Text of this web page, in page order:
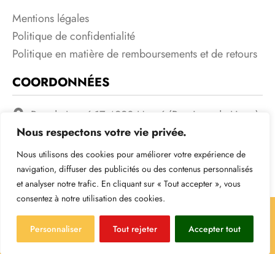
Nous respectons votre vie privée.
Nous utilisons des cookies pour améliorer votre expérience de
navigation, diffuser des publicités ou des contenus personnalisés
et analyser notre trafic. En cliquant sur « Tout accepter », vous
consentez à notre utilisation des cookies.
Personnaliser Tout rejeter Accepter tout
Mentions légales
Politique de confidentialité
Politique en matière de remboursements et de retours
COORDONNÉES
Rue de Lorcé 17 4920 Harzé (Province de Liege)
Belgique BE0632565506
+32485/79.84.43
Leloupcb@gmail.com
F
a
c
R
s
s
Copyright © 2023 –LeLoupCB– Réalisé parAGENZ